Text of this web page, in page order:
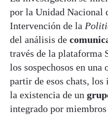
por la Unidad Nacional
Intervención de la
del análisis de
través de la plataforma
los sospechosos en
partir de esos chats, los
la existencia de un
integrado por